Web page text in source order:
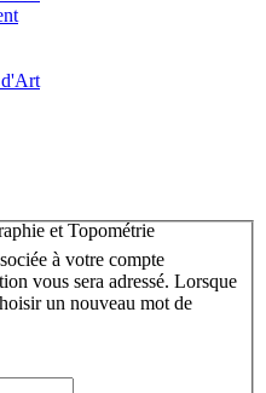
d'Art
à votre compte
vous sera adressé. Lorsque
un nouveau mot de